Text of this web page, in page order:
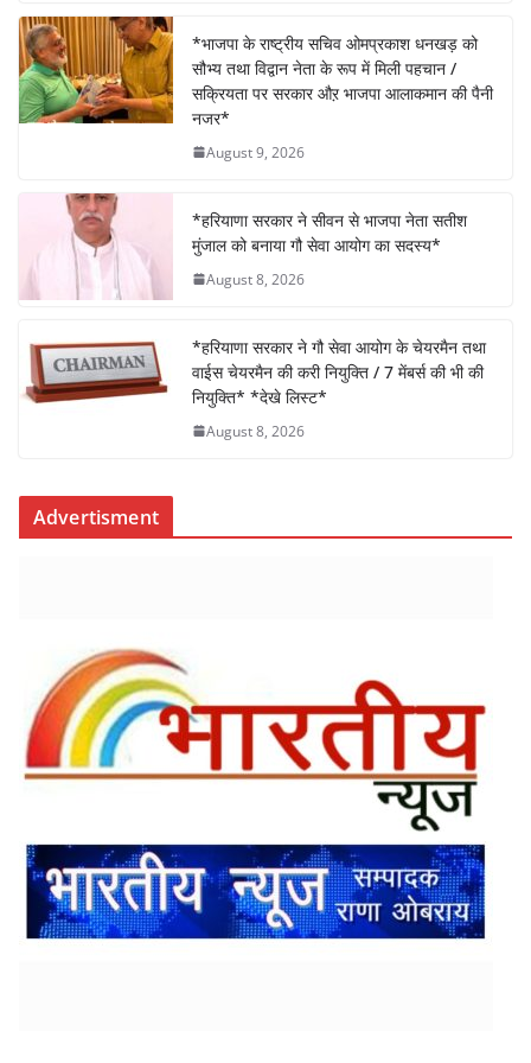
c
e
b
o
k
itt
er s
A
p
p
e
dI
n
e
*भाजपा के राष्ट्रीय सचिव ओमप्रकाश धनखड़ को
सौभ्य तथा विद्वान नेता के रूप में मिली पहचान /
सक्रियता पर सरकार औऱ भाजपा आलाकमान की पैनी
नजर*
August 9, 2026
*हरियाणा सरकार ने सीवन से भाजपा नेता सतीश
मुंजाल को बनाया गौ सेवा आयोग का सदस्य*
August 8, 2026
*हरियाणा सरकार ने गौ सेवा आयोग के चेयरमैन तथा
वाईस चेयरमैन की करी नियुक्ति / 7 मेंबर्स की भी की
नियुक्ति* *देखे लिस्ट*
August 8, 2026
Advertisment